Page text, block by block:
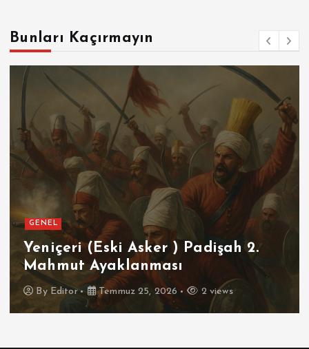
Bunları Kaçırmayın
GENEL
Yeniçeri (Eski Asker ) Padişah 2.
Mahmut Ayaklanması
By Editor Temmuz 25, 2026 2 views